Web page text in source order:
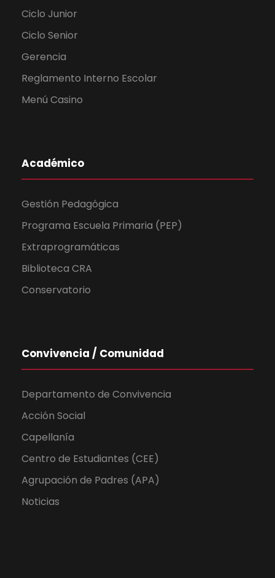
Ciclo Junior
Ciclo Senior
Gerencia
Reglamento Interno Escolar
Menú Casino
Académico
Gestión Pedagógica
Programa Escuela Primaria (PEP)
Extraprogramáticas
Biblioteca CRA
Conservatorio
Convivencia / Comunidad
Departamento de Convivencia
Acción Social
Capellanía
Centro de Estudiantes (CEE)
Agrupación de Padres (APA)
Noticias